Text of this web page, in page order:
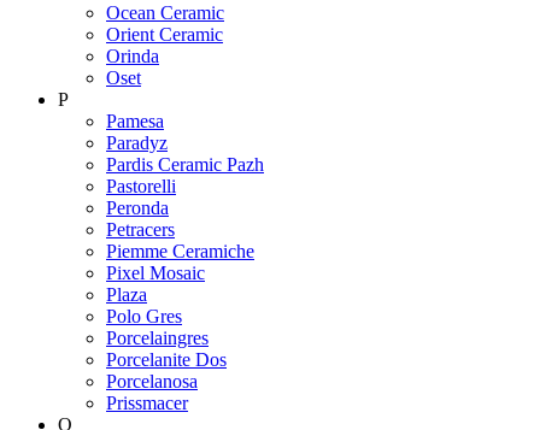
Ocean Ceramic
Orient Ceramic
Orinda
Oset
P
Pamesa
Paradyz
Pardis Ceramic Pazh
Pastorelli
Peronda
Petracers
Piemme Ceramiche
Pixel Mosaic
Plaza
Polo Gres
Porcelaingres
Porcelanite Dos
Porcelanosa
Prissmacer
Q